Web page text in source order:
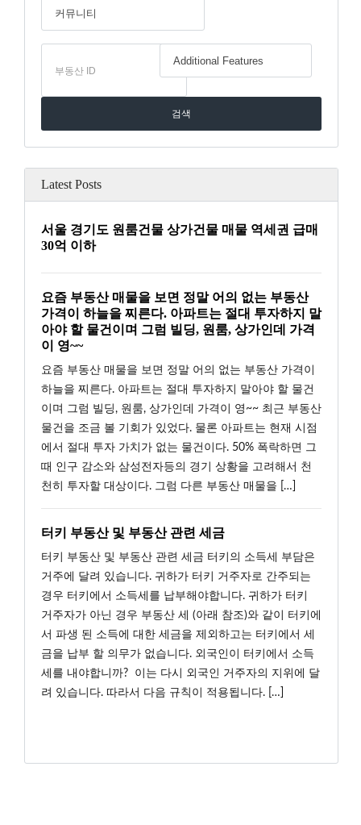
Latest Posts
서울 경기도 원룸건물 상가건물 매물 역세권 급매
30억 이하
요즘 부동산 매물을 보면 정말 어의 없는 부동산
가격이 하늘을 찌른다. 아파트는 절대 투자하지 말
아야 할 물건이며 그럼 빌딩, 원룸, 상가인데 가격
이 영~~
요즘 부동산 매물을 보면 정말 어의 없는 부동산 가격이
하늘을 찌른다. 아파트는 절대 투자하지 말아야 할 물건
이며 그럼 빌딩, 원룸, 상가인데 가격이 영~~ 최근 부동산
물건을 조금 볼 기회가 있었다. 물론 아파트는 현재 시점
에서 절대 투자 가치가 없는 물건이다. 50% 폭락하면 그
때 인구 감소와 삼성전자등의 경기 상황을 고려해서 천
천히 투자할 대상이다. 그럼 다른 부동산 매물을 […]
터키 부동산 및 부동산 관련 세금
터키 부동산 및 부동산 관련 세금 터키의 소득세 부담은
거주에 달려 있습니다. 귀하가 터키 거주자로 간주되는
경우 터키에서 소득세를 납부해야합니다. 귀하가 터키
거주자가 아닌 경우 부동산 세 (아래 참조)와 같이 터키에
서 파생 된 소득에 대한 세금을 제외하고는 터키에서 세
금을 납부 할 의무가 없습니다. 외국인이 터키에서 소득
세를 내야합니까? 이는 다시 외국인 거주자의 지위에 달
려 있습니다. 따라서 다음 규칙이 적용됩니다. […]